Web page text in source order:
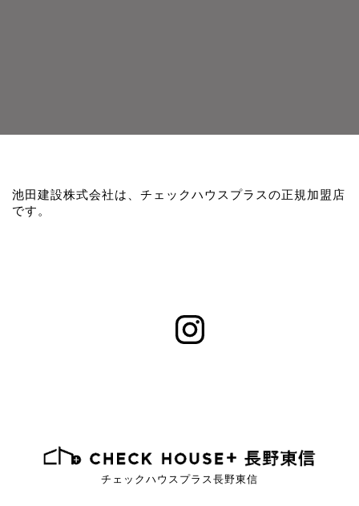
池田建設株式会社は、チェックハウスプラスの正規加盟店
です。
チェックハウスプラス長野東信